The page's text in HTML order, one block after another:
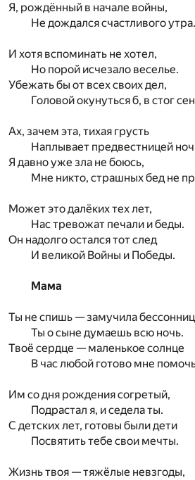
Я, рождённый в начале войны,
Не дождался счастливого утра.
И хотя вспоминать не хотел,
Но порой исчезало веселье.
Убежать бы от всех своих дел,
Головой окунуться б, в стог
Ах, зачем эта, тихая грусть
Наплывает предвестницей
Я давно уже зла не боюсь,
Мне никто, страшных бед не
Может это далёких тех лет,
Нас тревожат печали и беды.
Он надолго остался тот след
И великой Войны и Победы.
Мама
Ты не спишь — замучила
Ты о сыне думаешь всю ночь.
Твоё сердце — маленькое солнце
В час любой готово мне
Им со дня рождения согретый,
Подрастал я, и седела ты.
С детских лет, готовы были дети
Посвятить тебе свои мечты.
Жизнь твоя — тяжёлые невзгоды,